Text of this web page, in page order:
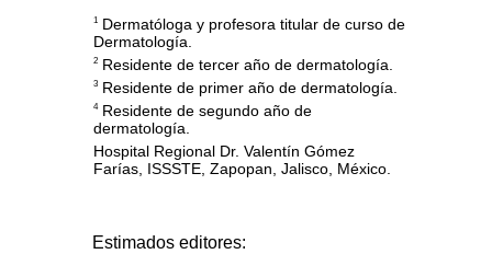
1 Dermatóloga y profesora titular de curso de
Dermatología.
2 Residente de tercer año de dermatología.
3 Residente de primer año de dermatología.
4Residente de segundo año de
dermatología.
Hospital Regional Dr. Valentín Gómez
Farías, ISSSTE, Zapopan, Jalisco, México.
Estimados editores: